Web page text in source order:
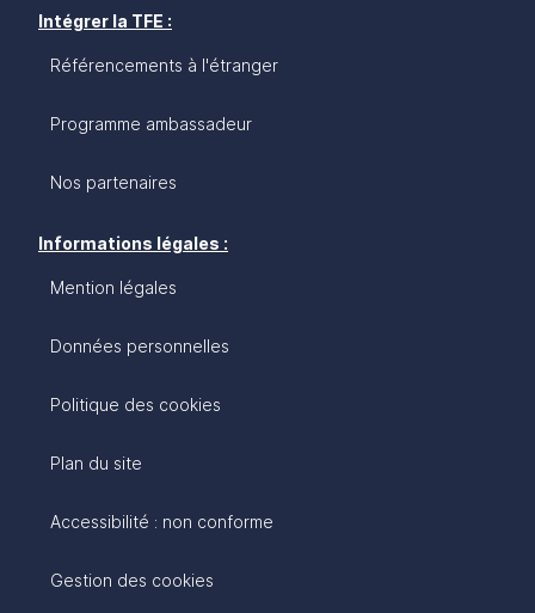
Intégrer la TFE :
Référencements à l'étranger
Programme ambassadeur
Nos partenaires
Informations légales :
Mention légales
Données personnelles
Politique des cookies
Plan du site
Accessibilité : non conforme
Gestion des cookies